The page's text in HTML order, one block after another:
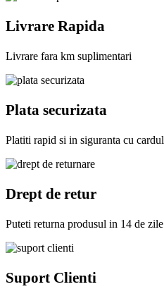
Livrare Rapida
Livrare fara km suplimentari
Plata securizata
Platiti rapid si in siguranta cu cardul
Drept de retur
Puteti returna produsul in 14 de zile
Suport Clienti